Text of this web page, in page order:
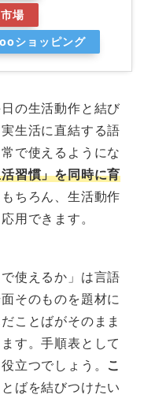
場
ショッピング
の生活動作と結び
生活に直結する語
で使えるようにな
習慣」を同時に育
ちろん、生活動作
用できます。
使えるか」は言語
そのものを題材に
ことばがそのまま
す。手順表として
立つでしょう。 こ
ばを結びつけたい